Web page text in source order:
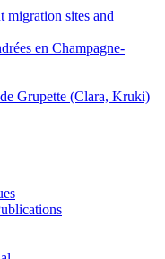
migration sites and
en Champagne-
Grupette (Clara, Kruki)